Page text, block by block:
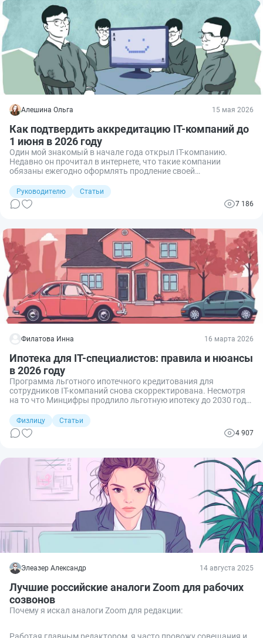
Алешина Ольга 15 мая 2026
Как подтвердить аккредитацию IT-компаний до
1 июня в 2026 году
Один мой знакомый в начале года открыл IT-компанию.
Недавно он прочитал в интернете, что такие компании
обязаны ежегодно оформлять продление своей
узнать, что такое подтверждение аккредитации. Разбираемся
вместе, как производится продление аккредитации для
компаний, работающих в сфере информационных технологий,
Руководителю
Статьи
7 186
Филатова Инна 16 марта 2026
Ипотека для IT-специалистов: правила и нюансы
в 2026 году
Программа льготного ипотечного кредитования для
сотрудников IT-компаний снова скорректирована. Несмотря
на то что Минцифры продлило льготную ипотеку до 2030 года,
привязана к аккредитации компании-работодателя.
Разбираемся в тонкостях выдачи ипотеки IT-специалистам.
Физлицу
Статьи
4 907
Элеазер Александр 14 августа 2025
Лучшие российские аналоги Zoom для рабочих
созвонов
Почему я искал аналоги Zoom для редакции: